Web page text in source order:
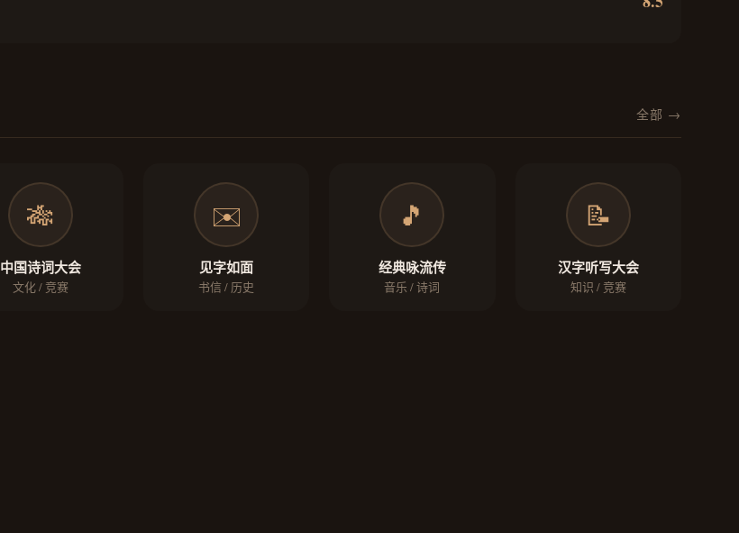
全部 →
🎋
中国诗词大会
文化 / 竞赛
✉️
见字如面
书信 / 历史
🎵
经典咏流传
音乐 / 诗词
📝
汉字听写大会
知识 / 竞赛